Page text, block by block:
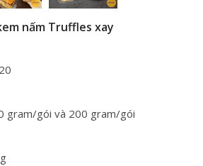
nấm Truffles xay
gram/gói và 200 gram/gói